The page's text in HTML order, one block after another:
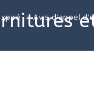
> Avis d’appel